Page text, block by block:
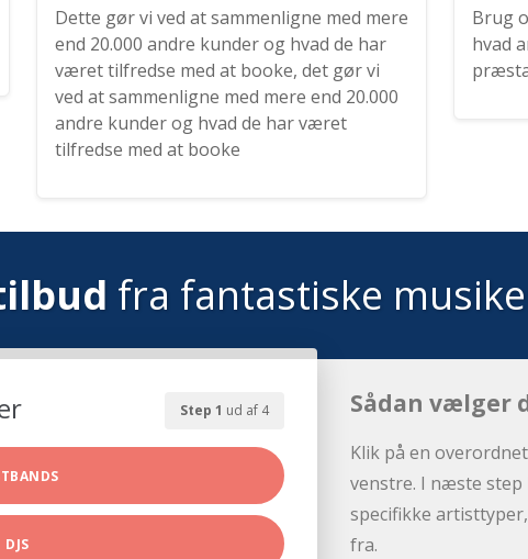
Dette gør vi ved at sammenligne med mere
end 20.000 andre kunder og hvad de har
været tilfredse med at booke, det gør vi
ved at sammenligne med mere end 20.000
andre kunder og hvad de har været
tilfredse med at booke
Brug
hvad
fra fantastiske
Step 1 ud af 4
DJS
Sådan vælger
Klik på en
venstre. I næste
specifikke
fra.